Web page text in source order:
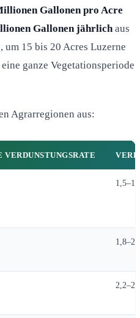
Gallonen pro Acre
Gallonen jährlichaus
um 15 bis 20 Acres Luzerne
ganze Vegetationsperiode
Agrarregionen aus: